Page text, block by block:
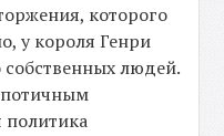
которого
у короля Генри
людей.